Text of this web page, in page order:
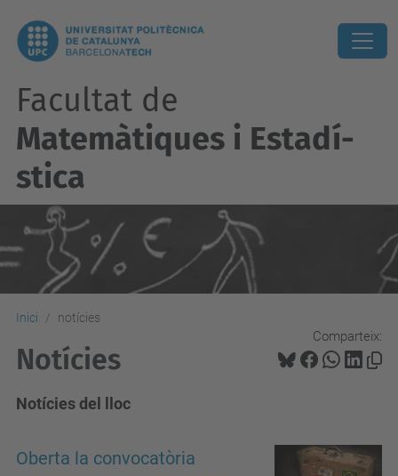
Facultat de
Matemàtiques i Estadí­
stica
Inici notícies
Comparteix:
Notícies
Notícies del lloc
Oberta la convocatòria